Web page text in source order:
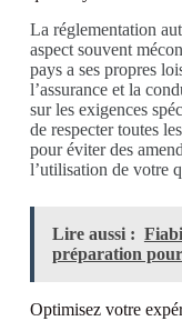
La réglementation
aspect souvent
pays a ses propres
l’assurance et la
sur les exigences
de respecter toutes
pour éviter des
l’utilisation de votre
Lire aussi :
préparation
Optimisez votre